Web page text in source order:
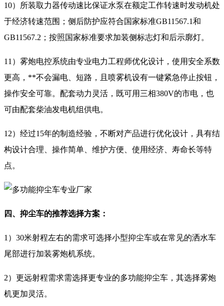
10）所装取力器传动速比保证水泵在额定工作转速时发动机处
于经济转速范围；侧后防护应符合国家标准GB11567.1和
GB11567.2；按照国家标准要求加装侧标志灯和后示廓灯。
11）雾炮电控系统由专业电力工程师优化设计，使用安全系数
更高，**不会漏电、短路，且喷雾机设有一键紧急停止按钮，
操作安全可靠。配套动力灵活，既可用三相380V的市电，也
可由配套柴油发电机组供电。
12）经过15年的制造经验，不断对产品进行优化设计，具有结
构设计合理、操作简单、维护方便、使用经济、寿命长等特
点。
四、抑尘车的推荐选择方案：
1）30米射程左右的需求可选择小型抑尘车或在常见的洒水车
尾部进行加装雾炮机系统。
2）更远射程需求需选择更专业的多功能抑尘车，其选择雾炮
机更加灵活。